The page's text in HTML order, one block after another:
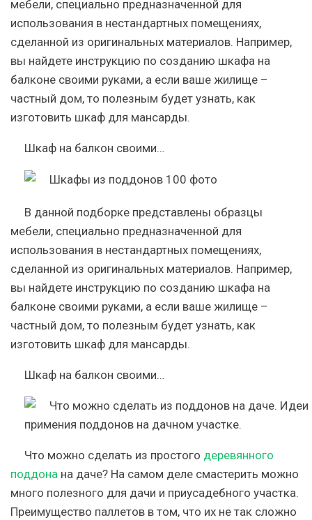
мебели, специально предназначенной для
использования в нестандартных помещениях,
сделанной из оригинальных материалов. Например,
вы найдете инструкцию по созданию шкафа на
балконе своими руками, а если ваше жилище –
частный дом, то полезным будет узнать, как
изготовить шкаф для мансарды.
Шкаф на балкон своими…
В данной подборке представлены образцы
мебели, специально предназначенной для
использования в нестандартных помещениях,
сделанной из оригинальных материалов. Например,
вы найдете инструкцию по созданию шкафа на
балконе своими руками, а если ваше жилище –
частный дом, то полезным будет узнать, как
изготовить шкаф для мансарды.
Шкаф на балкон своими…
Что можно сделать из простого деревянного
поддона на даче? На самом деле смастерить можно
много полезного для дачи и приусадебного участка.
Преимущество паллетов в том, что их не так сложно